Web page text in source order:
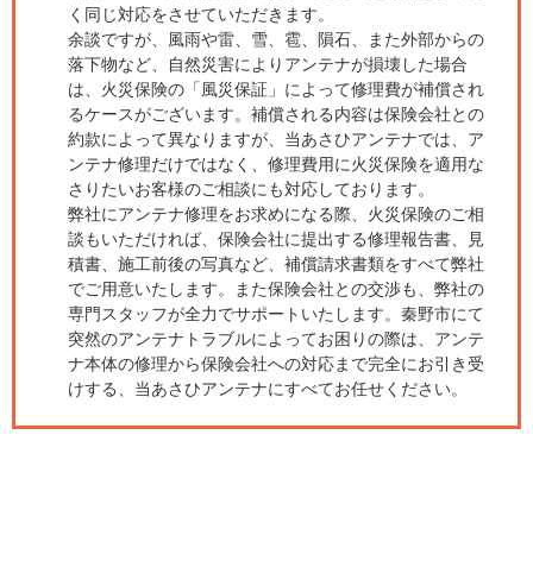
く同じ対応をさせていただきます。
余談ですが、風雨や雷、雪、雹、隕石、また外部からの
落下物など、自然災害によりアンテナが損壊した場合
は、火災保険の「風災保証」によって修理費が補償され
るケースがございます。補償される内容は保険会社との
約款によって異なりますが、当あさひアンテナでは、ア
ンテナ修理だけではなく、修理費用に火災保険を適用な
さりたいお客様のご相談にも対応しております。
弊社にアンテナ修理をお求めになる際、火災保険のご相
談もいただければ、保険会社に提出する修理報告書、見
積書、施工前後の写真など、補償請求書類をすべて弊社
でご用意いたします。また保険会社との交渉も、弊社の
専門スタッフが全力でサポートいたします。秦野市にて
突然のアンテナトラブルによってお困りの際は、アンテ
ナ本体の修理から保険会社への対応まで完全にお引き受
けする、当あさひアンテナにすべてお任せください。